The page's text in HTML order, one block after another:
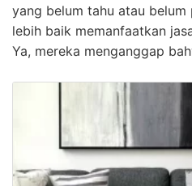
yang belum tahu atau belum
lebih baik memanfaatkan
Ya, mereka menganggap